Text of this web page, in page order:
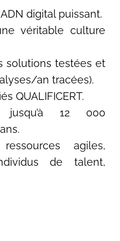
digital puissant.
véritable culture
solutions testées et
an tracées).
QUALIFICERT.
jusqu’à 12 000
agiles,
de talent,